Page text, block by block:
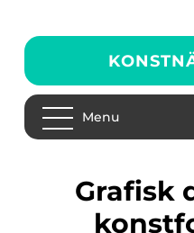
Menu
Grafisk design: En